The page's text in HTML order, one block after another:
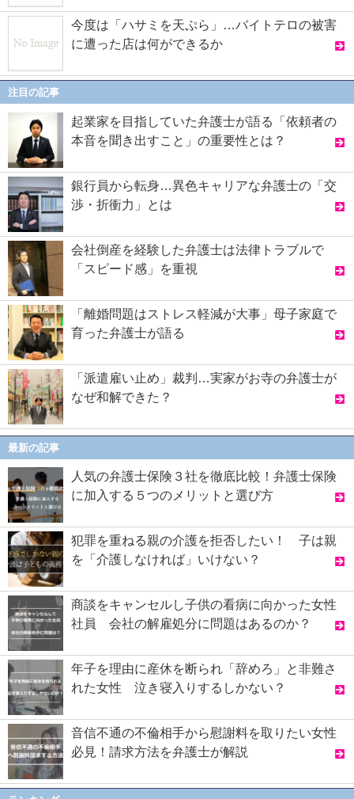
今度は「ハサミを天ぷら」…バイトテロの被害
に遭った店は何ができるか
注目の記事
起業家を目指していた弁護士が語る「依頼者の
本音を聞き出すこと」の重要性とは？
銀行員から転身…異色キャリアな弁護士の「交
渉・折衝力」とは
会社倒産を経験した弁護士は法律トラブルで
「スピード感」を重視
「離婚問題はストレス軽減が大事」母子家庭で
育った弁護士が語る
「派遣雇い止め」裁判…実家がお寺の弁護士が
なぜ和解できた？
最新の記事
人気の弁護士保険３社を徹底比較！弁護士保険
に加入する５つのメリットと選び方
犯罪を重ねる親の介護を拒否したい！ 子は親
を「介護しなければ」いけない？
商談をキャンセルし子供の看病に向かった女性
社員 会社の解雇処分に問題はあるのか？
年子を理由に産休を断られ「辞めろ」と非難さ
れた女性 泣き寝入りするしかない？
音信不通の不倫相手から慰謝料を取りたい女性
必見！請求方法を弁護士が解説